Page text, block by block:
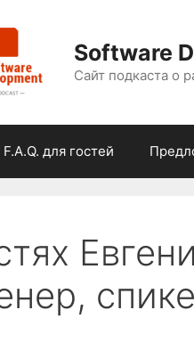
Software
Сайт подкаста о
F.A.Q. для гостей